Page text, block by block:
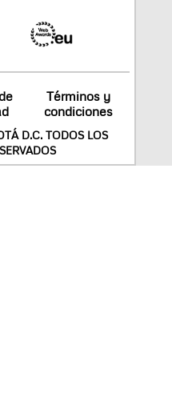
Términos y
condiciones
D.C. TODOS LOS